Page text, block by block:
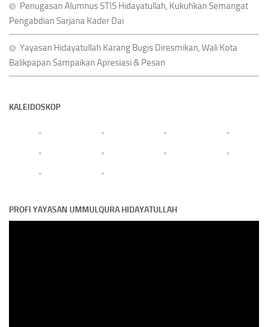
Penugasan Alumnus STIS Hidayatullah, Kukuhkan Semangat
Pengabdian Sarjana Kader Dai
Yayasan Hidayatullah Karang Bugis Diresmikan, Wali Kota
Balikpapan Sampaikan Apresiasi & Pesan
KALEIDOSKOP
PROFI YAYASAN UMMULQURA HIDAYATULLAH